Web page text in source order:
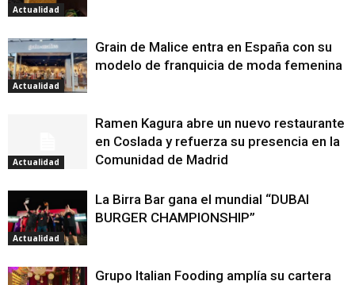
Actualidad
Actualidad
Grain de Malice entra en España con su
modelo de franquicia de moda femenina
Actualidad
Ramen Kagura abre un nuevo restaurante
en Coslada y refuerza su presencia en la
Comunidad de Madrid
Actualidad
La Birra Bar gana el mundial “DUBAI
BURGER CHAMPIONSHIP”
Grupo Italian Fooding amplía su cartera